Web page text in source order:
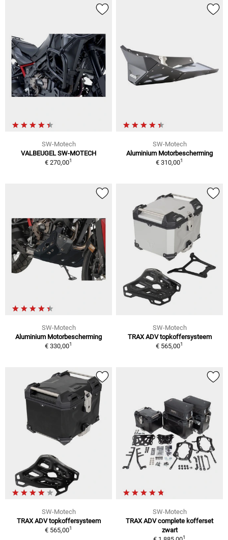
SW-Motech
VALBEUGEL SW-MOTECH
€ 270,001
SW-Motech
Aluminium Motorbescherming
€ 310,001
SW-Motech
Aluminium Motorbescherming
€ 330,001
SW-Motech
TRAX ADV topkoffersysteem
€ 565,001
SW-Motech
TRAX ADV topkoffersysteem
€ 565,001
SW-Motech
TRAX ADV complete kofferset
zwart
1